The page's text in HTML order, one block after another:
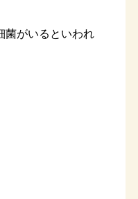
菌がいるといわれ